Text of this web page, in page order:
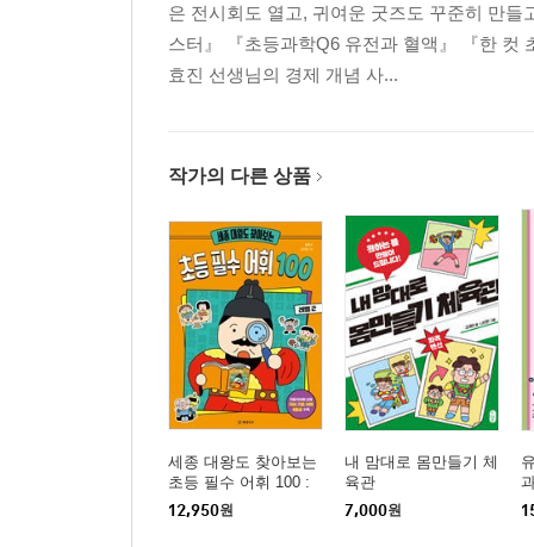
은 전시회도 열고, 귀여운 굿즈도 꾸준히 만
스터』 『초등과학Q6 유전과 혈액』 『한 컷
효진 선생님의 경제 개념 사...
작가의 다른 상품
세종 대왕도 찾아보는
초등 필수 어휘 100 :
레벨 2
12,950원
내 맘대로 몸만들기 체
육관
7,000원